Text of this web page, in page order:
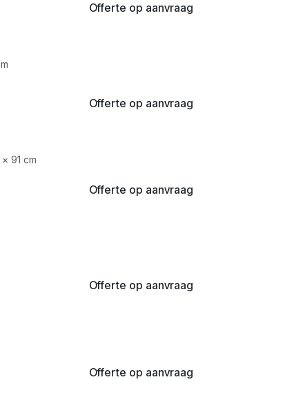
Offerte op aanvraag
Offerte op aanvraag
91 cm
Offerte op aanvraag
Offerte op aanvraag
Offerte op aanvraag